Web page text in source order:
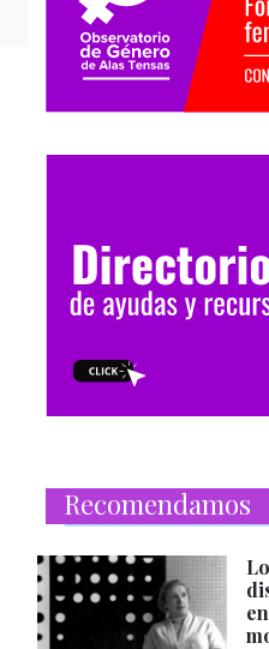
Recomendamos